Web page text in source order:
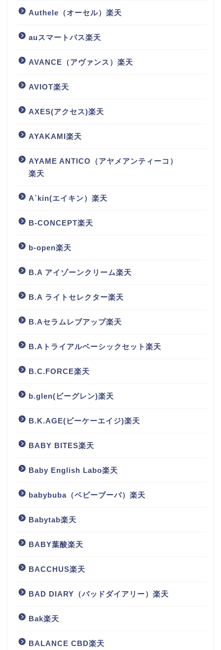
Authele（オーセル）楽天
auスマートパス楽天
AVANCE（アヴァンス）楽天
AVIOT楽天
AXES(アクセス)楽天
AYAKAMI楽天
AYAME ANTICO（アヤメアンティーコ）
楽天
A`kin(エイキン）楽天
B-CONCEPT楽天
b-open楽天
B.A アイゾーンクリーム楽天
B.A ライトセレクター楽天
B.Aセラムレブアップ楽天
B.Aトライアルベーシックセット楽天
B.C.FORCE楽天
b.glen(ビーグレン)楽天
B.K.AGE(ビーケーエイジ)楽天
BABY BITES楽天
Baby English Labo楽天
babybuba（ベビーブーバ）楽天
Babytab楽天
BABY葉酸楽天
BACCHUS楽天
BAD DIARY（バッドダイアリー）楽天
Bak楽天
BALANCE CBD楽天